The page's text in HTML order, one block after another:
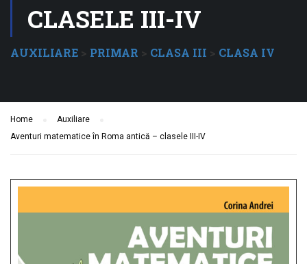
CLASELE III-IV
AUXILIARE > PRIMAR > CLASA III > CLASA IV
Home
Auxiliare
Aventuri matematice în Roma antică – clasele III-IV